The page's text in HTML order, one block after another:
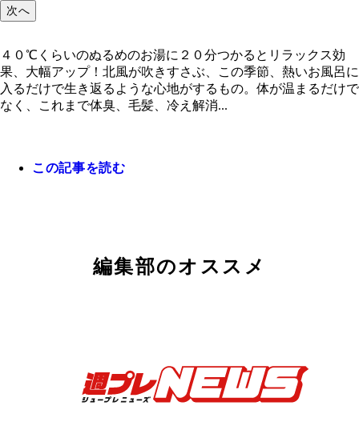
次へ
４０℃くらいのぬるめのお湯に２０分つかるとリラックス効
果、大幅アップ！北風が吹きすさぶ、この季節、熱いお風呂に
入るだけで生き返るような心地がするもの。体が温まるだけで
なく、これまで体臭、毛髪、冷え解消...
この記事を読む
編集部のオススメ